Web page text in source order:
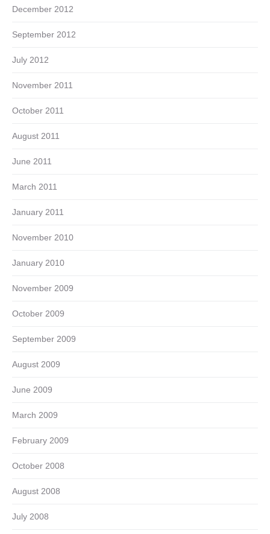
December 2012
September 2012
July 2012
November 2011
October 2011
August 2011
June 2011
March 2011
January 2011
November 2010
January 2010
November 2009
October 2009
September 2009
August 2009
June 2009
March 2009
February 2009
October 2008
August 2008
July 2008